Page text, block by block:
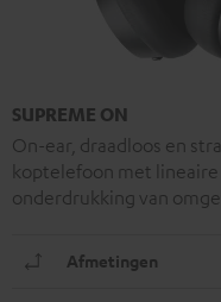
SUPREME ON
On-ear, draadloos en
koptelefoon met
onderdrukking van
Afmetingen